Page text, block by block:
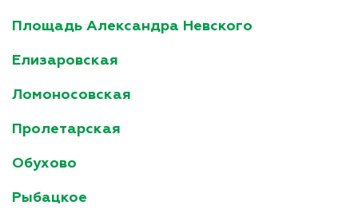
Площадь Александра Невского
Елизаровская
Ломоносовская
Пролетарская
Обухово
Рыбацкое